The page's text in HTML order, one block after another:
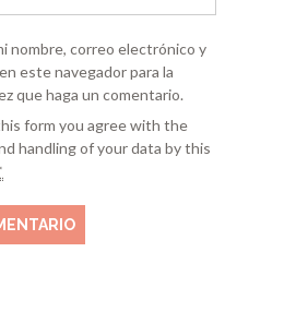
nombre, correo electrónico y
este navegador para la
que haga un comentario.
form you agree with the
handling of your data by this